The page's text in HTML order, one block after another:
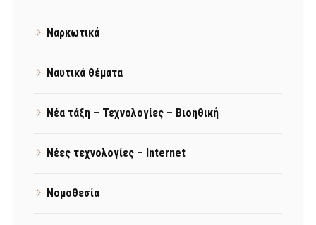
Ναρκωτικά
Ναυτικά θέματα
Νέα τάξη – Τεχνολογίες – Βιοηθική
Νέες τεχνολογίες – Internet
Νομοθεσία